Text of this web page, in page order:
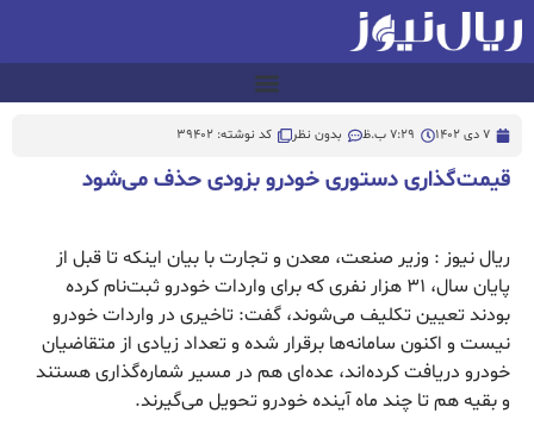
7 دی 1402 7:29 ب.ظ بدون نظر کد نوشته: 39402
قیمت‌گذاری دستوری خودرو بزودی حذف می‌شود
ریال نیوز : وزیر صنعت، معدن و تجارت با بیان اینکه تا قبل از
پایان سال، ۳۱ هزار نفری که برای واردات خودرو ثبت‌نام کرده
بودند تعیین تکلیف می‌شوند، گفت: تاخیری در واردات خودرو
نیست و اکنون سامانه‌ها برقرار شده و تعداد زیادی از متقاضیان
خودرو دریافت کرده‌اند، عده‌ای هم در مسیر شماره‌گذاری هستند
و بقیه هم تا چند ماه آینده خودرو تحویل می‌گیرند.